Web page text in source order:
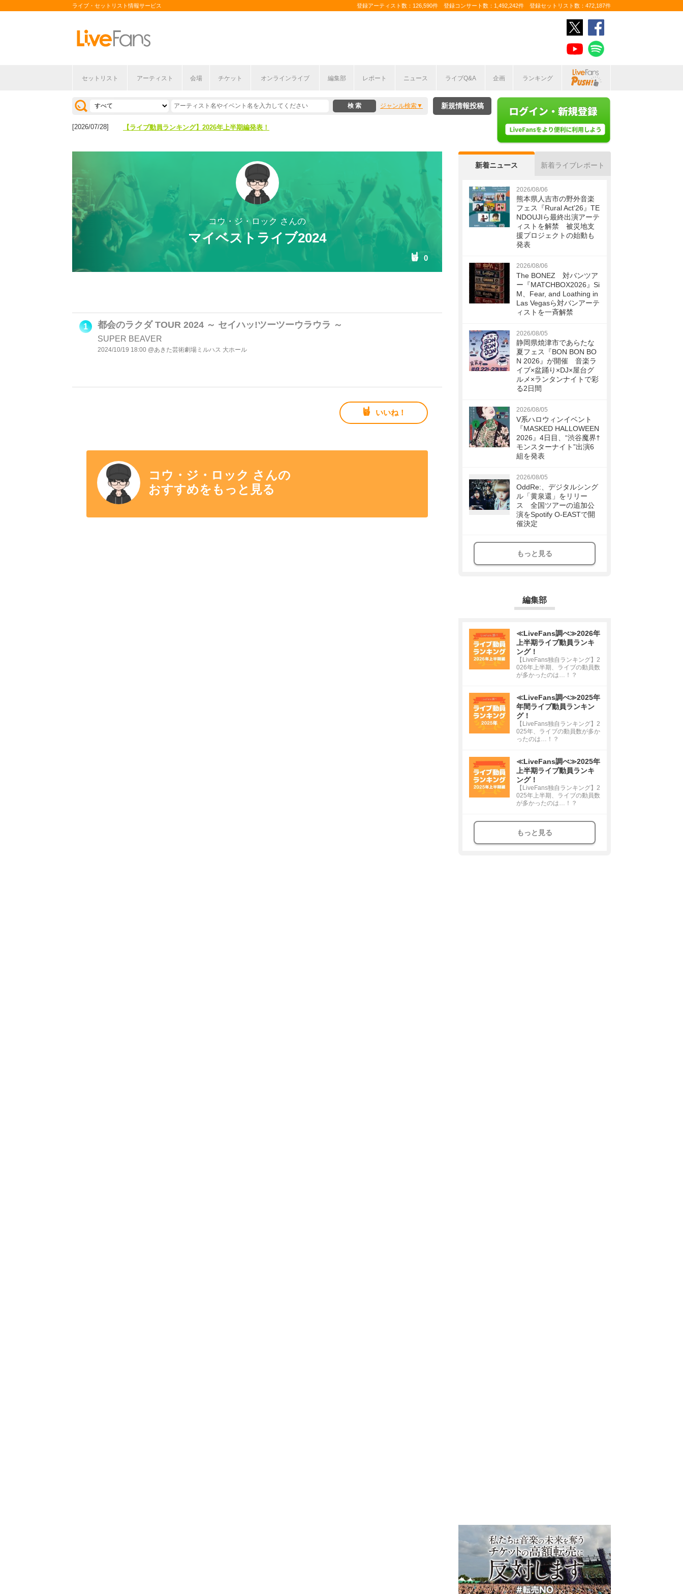
ライブ・セットリスト情報サービス 登録アーティスト数：126,590件 登録コンサート数：1,492,242件 登録セットリスト数：472,187件
セットリスト アーティスト 会場 チケット オンラインライブ 編集部 レポート ニュース ライブQ&A 企画 ランキング
ジャンル検索
[2026/04/27] 【フェス特集2026】フェス情報はここから！
[2026/07/28] 【ライブ動員ランキング】2026年上半期編発表！
【ライブ動員ランキング】2026年上半期編発表！
新規情報投稿
コウ・ジ・ロック さんの
マイベストライブ2024
0
1 都会のラクダ TOUR 2024 ～ セイハッ!ツーツーウラウラ ～
SUPER BEAVER
2024/10/19 18:00 @あきた芸術劇場ミルハス 大ホール
いいね！
コウ・ジ・ロック さんの
おすすめをもっと見る
新着ニュース 新着ライブレポート
2026/08/06
熊本県人吉市の野外音楽
フェス『Rural Act'26』TE
NDOUJIら最終出演アーテ
ィストを解禁 被災地支
援プロジェクトの始動も
発表
2026/08/06
The BONEZ 対バンツア
ー『MATCHBOX2026』Si
M、Fear, and Loathing in
Las Vegasら対バンアーテ
ィストを一斉解禁
2026/08/05
静岡県焼津市であらたな
夏フェス『BON BON BO
N 2026』が開催 音楽ラ
イブ×盆踊り×DJ×屋台グ
ルメ×ランタンナイトで彩
る2日間
2026/08/05
V系ハロウィンイベント
『MASKED HALLOWEEN
2026』4日目、“渋谷魔界†
モンスターナイト”出演6
組を発表
2026/08/05
OddRe:、デジタルシング
ル「黄泉還」をリリー
ス 全国ツアーの追加公
演をSpotify O-EASTで開
催決定
もっと見る
編集部
≪LiveFans調べ≫2026年
上半期ライブ動員ランキ
ング！
【LiveFans独自ランキング】2
026年上半期、ライブの動員数
が多かったのは…！？
≪LiveFans調べ≫2025年
年間ライブ動員ランキン
グ！
【LiveFans独自ランキング】2
025年、ライブの動員数が多か
ったのは…！？
≪LiveFans調べ≫2025年
上半期ライブ動員ランキ
ング！
【LiveFans独自ランキング】2
025年上半期、ライブの動員数
が多かったのは…！？
もっと見る